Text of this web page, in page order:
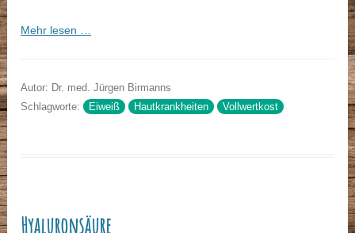
Mehr lesen …
Autor: Dr. med. Jürgen Birmanns
Schlagworte: Eiweiß Hautkrankheiten Vollwertkost
Hyaluronsäure